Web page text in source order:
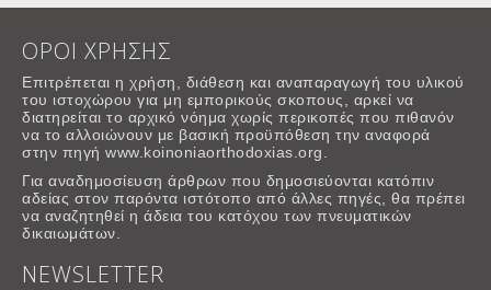
ΟΡΟΙ ΧΡΗΣΗΣ
Επιτρέπεται η χρήση, διάθεση και αναπαραγωγή του υλικού
του ιστοχώρου για μη εμπορικούς σκοπους, αρκεί να
διατηρείται το αρχικό νόημα χωρίς περικοπές που πιθανόν
να το αλλοιώνουν με βασική προϋπόθεση την αναφορά
στην πηγή www.koinoniaorthodoxias.org.
Για αναδημοσίευση άρθρων που δημοσιεύονται κατόπιν
αδείας στον παρόντα ιστότοπο από άλλες πηγές, θα πρέπει
να αναζητηθεί η άδεια του κατόχου των πνευματικών
δικαιωμάτων.
NEWSLETTER